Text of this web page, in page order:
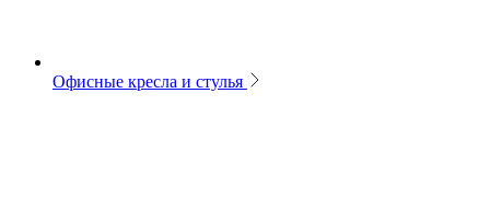
Офисные кресла и стулья